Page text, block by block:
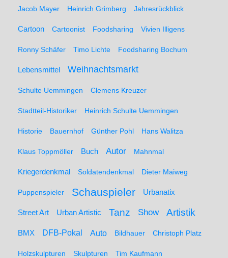
Jacob Mayer Heinrich Grimberg Jahresrückblick
Cartoon Cartoonist Foodsharing Vivien Illigens
Ronny Schäfer Timo Lichte Foodsharing Bochum
Lebensmittel Weihnachtsmarkt
Schulte Uemmingen Clemens Kreuzer
Stadtteil-Historiker Heinrich Schulte Uemmingen
Historie Bauernhof Günther Pohl Hans Walitza
Klaus Toppmöller Buch Autor Mahnmal
Kriegerdenkmal Soldatendenkmal Dieter Maiweg
Puppenspieler Schauspieler Urbanatix
Street Art Urban Artistic Tanz Show Artistik
BMX DFB-Pokal Auto Bildhauer Christoph Platz
Holzskulpturen Skulpturen Tim Kaufmann